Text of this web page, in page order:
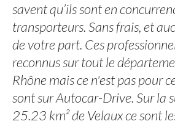
savent qu’ils sont en
transporteurs. Sans frais, et
de votre part. Ces
reconnus sur tout le
Rhône mais ce n'est pas pour
sont sur Autocar-Drive. Sur la
25.23 km² de Velaux ce sont